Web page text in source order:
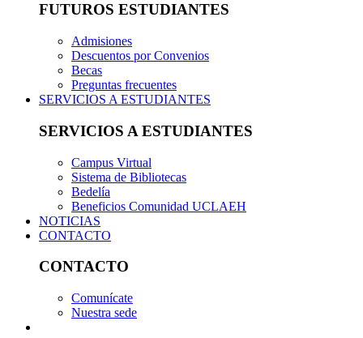
FUTUROS ESTUDIANTES
Admisiones
Descuentos por Convenios
Becas
Preguntas frecuentes
SERVICIOS A ESTUDIANTES
SERVICIOS A ESTUDIANTES
Campus Virtual
Sistema de Bibliotecas
Bedelía
Beneficios Comunidad UCLAEH
NOTICIAS
CONTACTO
CONTACTO
Comunícate
Nuestra sede